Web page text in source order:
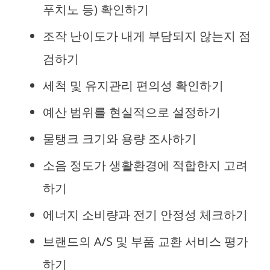
푸치노 등) 확인하기
조작 난이도가 내게 부담되지 않는지 점
검하기
세척 및 유지관리 편의성 확인하기
예산 범위를 현실적으로 설정하기
물탱크 크기와 용량 조사하기
소음 정도가 생활환경에 적합한지 고려
하기
에너지 소비량과 전기 안정성 체크하기
브랜드의 A/S 및 부품 교환 서비스 평가
하기